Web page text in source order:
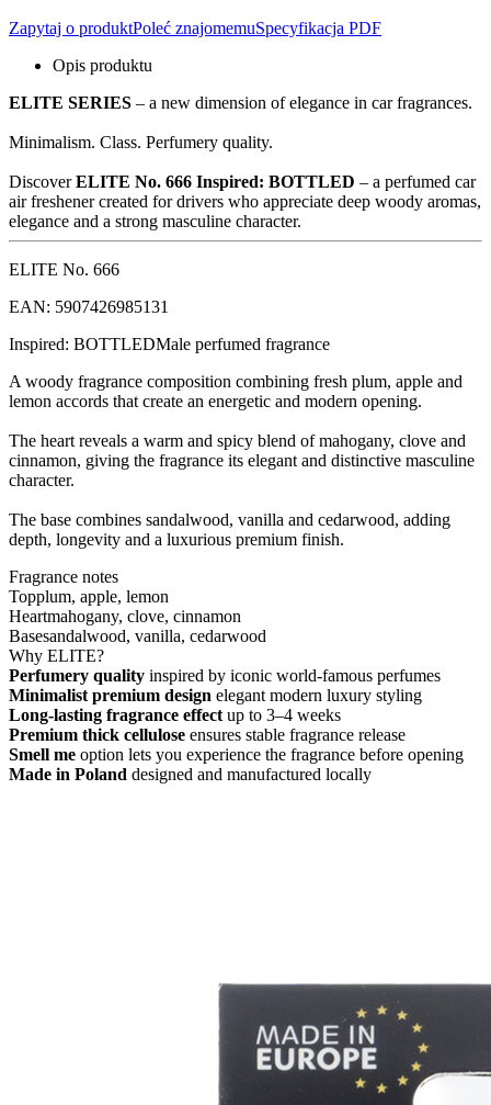
Zapytaj o produktPoleć znajomemuSpecyfikacja PDF
Opis produktu
ELITE SERIES – a new dimension of elegance in car fragrances.
Minimalism. Class. Perfumery quality.
DiscoverELITE No. 666 Inspired: BOTTLED – a perfumed car
air freshener created for drivers who appreciate deep woody aromas,
elegance and a strong masculine character.
ELITE No. 666
EAN: 5907426985131
Inspired: BOTTLEDMale perfumed fragrance
A woody fragrance composition combining fresh plum, apple and
lemon accords that create an energetic and modern opening.
The heart reveals a warm and spicy blend of mahogany, clove and
cinnamon, giving the fragrance its elegant and distinctive masculine
character.
The base combines sandalwood, vanilla and cedarwood, adding
depth, longevity and a luxurious premium finish.
Fragrance notes
Topplum, apple, lemon
Heartmahogany, clove, cinnamon
Basesandalwood, vanilla, cedarwood
Why ELITE?
Perfumery quality inspired by iconic world-famous perfumes
Minimalist premium design elegant modern luxury styling
Long-lasting fragrance effect up to 3–4 weeks
Premium thick cellulose ensures stable fragrance release
Smell me option lets you experience the fragrance before opening
Made in Poland designed and manufactured locally